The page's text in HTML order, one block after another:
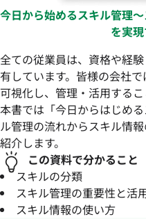
今日から始めるスキル管理
を実
全ての従業員は、資格や経
有しています。皆様の会社
可視化し、管理・活用する
本書では「今日からはじめ
ル管理の流れからスキル情
紹介します。
この資料で分かること
スキルの分類
スキル管理の重要性と活
スキル情報の使い方